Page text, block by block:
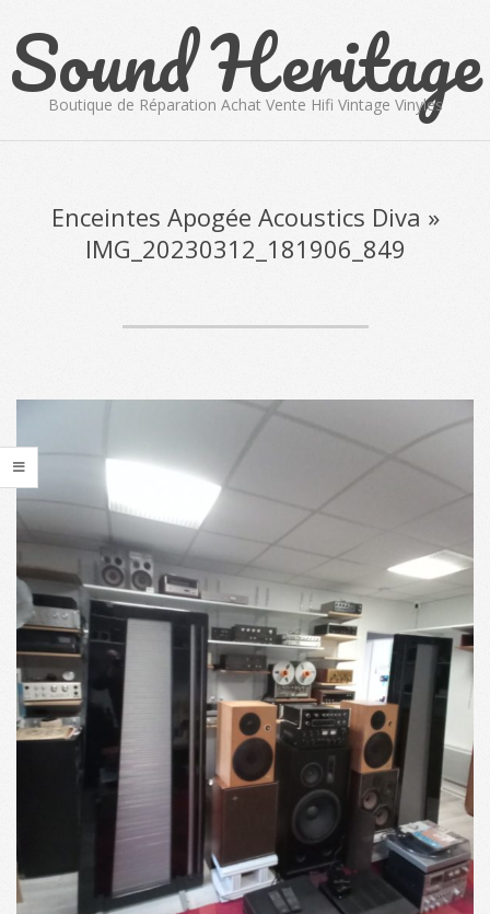
content
Sound Heritage
Boutique de Réparation Achat Vente Hifi Vintage Vinyles
Enceintes Apogée Acoustics Diva »
IMG_20230312_181906_849